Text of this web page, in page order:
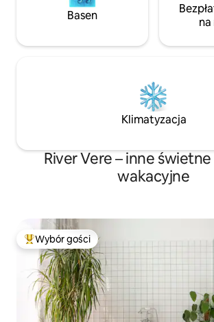
Basen
Klimatyzacja
River Vere – inne
wakacyjne
Najpopularniejsze z kategorii Wybór gości
Wybór gości